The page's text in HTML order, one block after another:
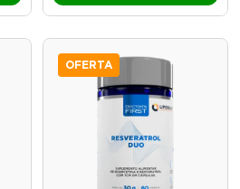
OFERTA